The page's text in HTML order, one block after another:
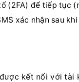
(2FA) để tiếp tục
xác nhận sau
kết nối với tài